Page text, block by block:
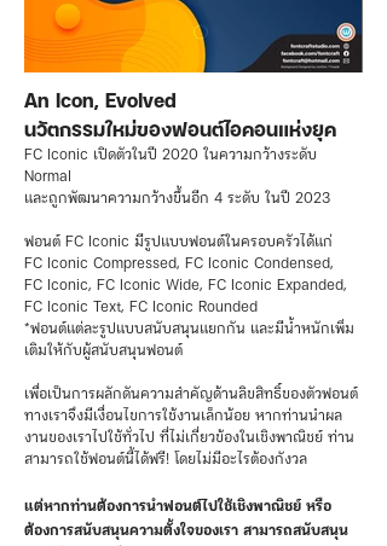
An Icon, Evolved
นวัตกรรมใหม่ของฟอนต์ไอคอนแห่งยุค
FC Iconic เปิดตัวในปี 2020 ในความกว้างระดับ
Normal
และถูกพัฒนาความกว้างขึ้นอีก 4 ระดับ ในปี 2023
ฟอนต์ FC Iconic มีรูปแบบฟอนต์ในครอบครัวได้แก่
FC Iconic Compressed, FC Iconic Condensed,
FC Iconic, FC Iconic Wide, FC Iconic Expanded,
FC Iconic Text, FC Iconic Rounded
*ฟอนต์แต่ละรูปแบบสนับสนุนแยกกัน และมีน้ำหนักเพิ่ม
เติมให้กับผู้สนับสนุนฟอนต์
เพื่อเป็นการผลักดันความสำคัญด้านลิขสิทธิ์ของตัวฟอนต์
ทางเราจึงมีเงื่อนไขการใช้งานเล็กน้อย หากท่านนำผล
งานของเราไปใช้ทั่วไป ที่ไม่เกี่ยวข้องในเชิงพาณิชย์ ท่าน
สามารถใช้ฟอนต์นี้ได้ฟรี! โดยไม่มีอะไรต้องกังวล
แต่หากท่านต้องการนำฟอนต์ไปใช้เชิงพาณิชย์ หรือ
ต้องการสนับสนุนความตั้งใจของเรา สามารถสนับสนุน